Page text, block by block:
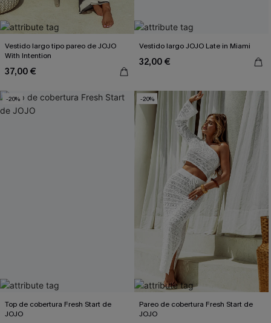
Vestido largo tipo pareo de JOJO
With Intention
37,00 €
Vestido largo JOJO Late in Miami
32,00 €
-20%
Top de cobertura Fresh Start de
JOJO
-20%
Pareo de cobertura Fresh Start de
JOJO